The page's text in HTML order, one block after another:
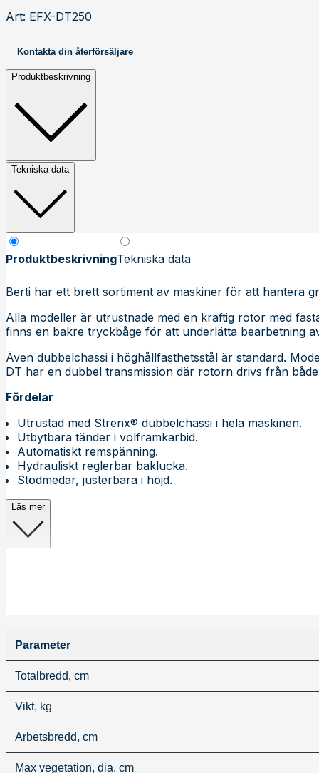
Art: EFX-DT250
Kontakta din återförsäljare
Produktbeskrivning
Tekniska data
ProduktbeskrivningTekniska data
Berti har ett brett sortiment av maskiner för att hantera
Alla modeller är utrustnade med en kraftig rotor med
finns en bakre tryckbåge för att underlätta bearbetning
Även dubbelchassi i höghållfasthetsstål är standard.
DT har en dubbel transmission där rotorn drivs från
Fördelar
Utrustad med Strenx® dubbelchassi i hela maskinen.
Utbytbara tänder i volframkarbid.
Automatiskt remspänning.
Hydrauliskt reglerbar baklucka.
Stödmedar, justerbara i höjd.
Läs mer
Parameter
Totalbredd, cm
Vikt, kg
Arbetsbredd, cm
Max vegetation, dia. cm